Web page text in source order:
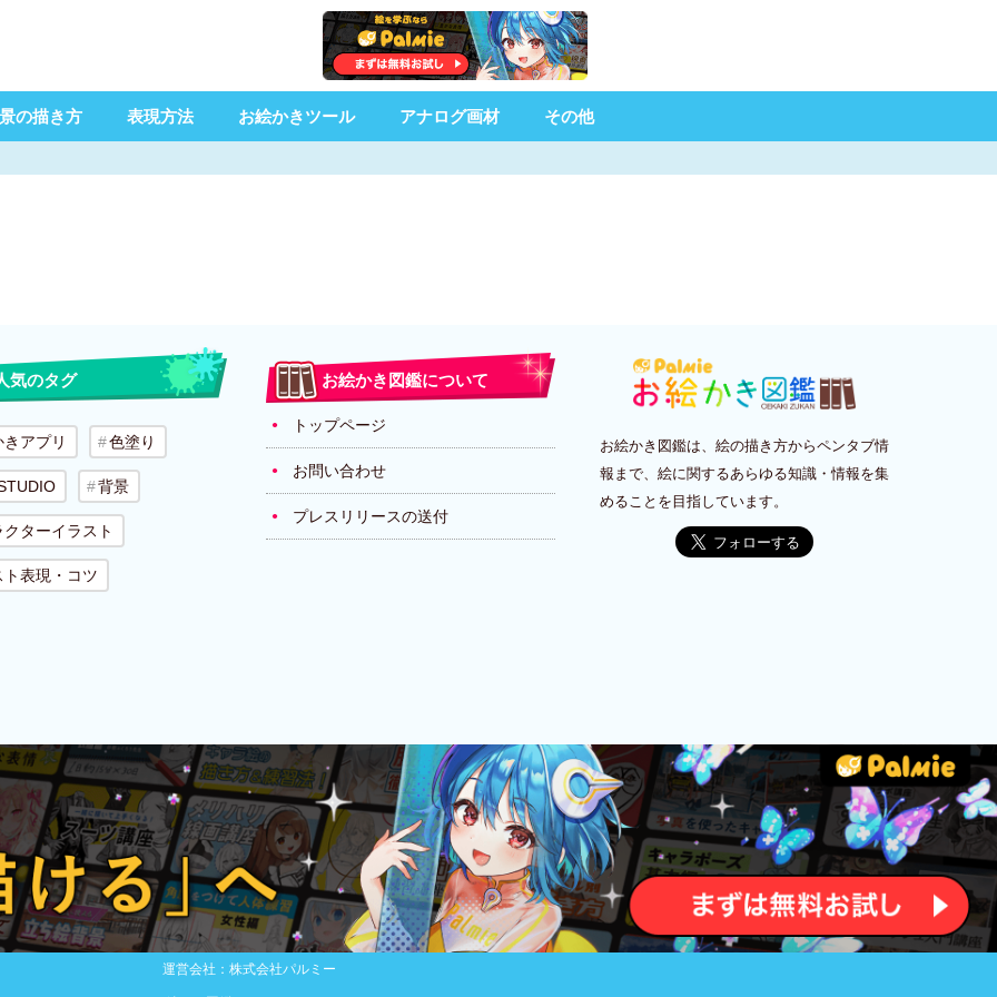
の描き方 表現方法 お絵かきツール アナログ画材 その他
気のタグ
アプリ 色塗り
背景
ターイラスト
ト表現・コツ
お絵かき図鑑について
トップページ
お問い合わせ
プレスリリースの送付
お絵かき図鑑は、絵の描き方からペンタブ情
報まで、絵に関するあらゆる知識・情報を集
めることを目指しています。
運営会社：株式会社パルミー